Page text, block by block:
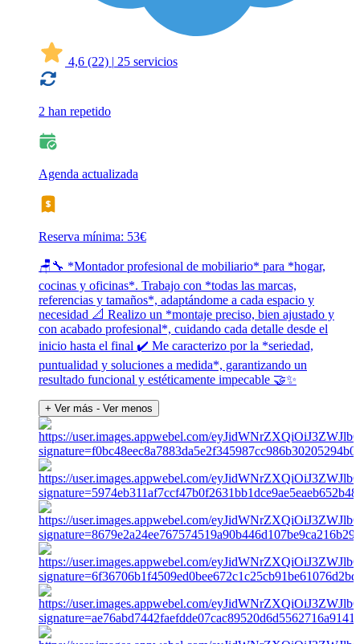
4,6 (22) | 25 servicios
2 han repetido
Agenda actualizada
Reserva mínima: 53€
🪑🔧 *Montador profesional de mobiliario* para *hogar,
cocinas y oficinas*. Trabajo con *todas las marcas,
referencias y tamaños*, adaptándome a cada espacio y
necesidad 📐 Realizo un *montaje preciso, bien ajustado y
con acabado profesional*, cuidando cada detalle desde el
inicio hasta el final ✔️ Me caracterizo por la *seriedad,
puntualidad y soluciones a medida*, garantizando un
resultado funcional y estéticamente impecable 🤝✨
+ Ver más - Ver menos